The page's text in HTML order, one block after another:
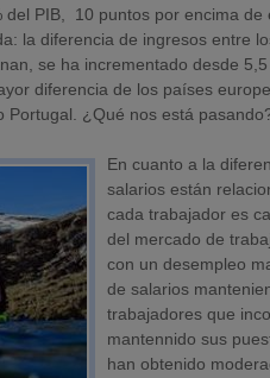
del PIB, 10 puntos por encima de
la diferencia de ingresos entre
se ha incrementado desde
diferencia de los países
Portugal. ¿Qué nos está
En cuanto a la
salarios están
cada trabajador es
del mercado de
con un desempleo
de salarios
trabajadores que
mantennido sus
han obtenido